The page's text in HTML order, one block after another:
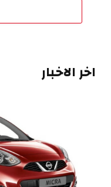
اخر الاخبار